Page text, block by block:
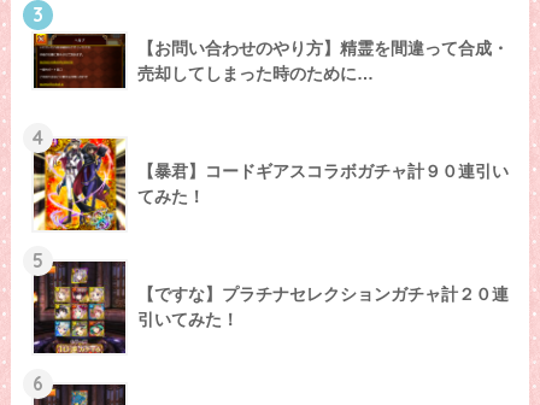
3
【お問い合わせのやり方】精霊を間違って合成・
売却してしまった時のために…
4
【暴君】コードギアスコラボガチャ計９０連引い
てみた！
5
【ですな】プラチナセレクションガチャ計２０連
引いてみた！
6